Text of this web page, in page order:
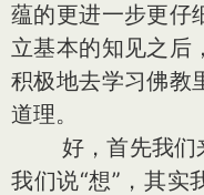
蕴的更进一步更仔
立基本的知见之后
积极地去学习佛教
道理。
好，首先我们来
我们说“想”，其实